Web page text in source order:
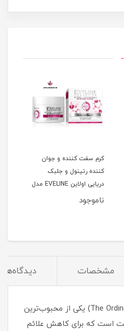
کرم سفت کننده و جوان
کننده رتینول و جلبک
دریایی اولاین EVELINE مدل
3D حجم 50 میل (اصل)
ناموجود
مشخصات دیدگاه‌ها
سرم رتینول اوردینری (The Ordinary) یکی از محبوب‌ترین
است که برای کاهش علائم